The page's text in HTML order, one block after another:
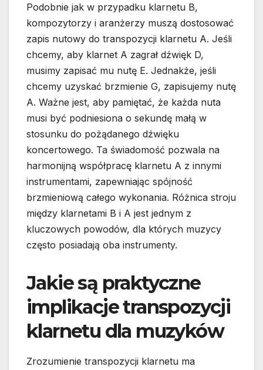
Podobnie jak w przypadku klarnetu B,
kompozytorzy i aranżerzy muszą dostosować
zapis nutowy do transpozycji klarnetu A. Jeśli
chcemy, aby klarnet A zagrał dźwięk D,
musimy zapisać mu nutę E. Jednakże, jeśli
chcemy uzyskać brzmienie G, zapisujemy nutę
A. Ważne jest, aby pamiętać, że każda nuta
musi być podniesiona o sekundę małą w
stosunku do pożądanego dźwięku
koncertowego. Ta świadomość pozwala na
harmonijną współpracę klarnetu A z innymi
instrumentami, zapewniając spójność
brzmieniową całego wykonania. Różnica stroju
między klarnetami B i A jest jednym z
kluczowych powodów, dla których muzycy
często posiadają oba instrumenty.
Jakie są praktyczne
implikacje transpozycji
klarnetu dla muzyków
Zrozumienie transpozycji klarnetu ma